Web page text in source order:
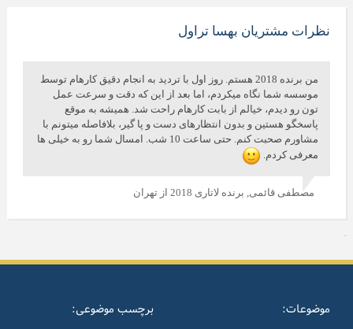
نظرات مشتریان بهسا تراول
من برنده 2018 هستم. روز اول با تردید به انجام دقیق کارهام توسط
موسسه شما نگاه میکردم، اما بعد از این که دقت و سرعت عمل
تون رو دیدم، خیالم از بابت کارهام راحت شد. همیشه به موقع
پاسخگو هستین و بدون انتظارهای دست و پا گیر، بلافاصله میتونم با
مشاورم صحبت کنم. حتی ساعت 10 شب. امسال شما رو به خیلی ها
معرفی کردم.
مصطفی قائمی, برنده لاتاری 2018 از تهران
برچسب موضوعی: موضوعات: